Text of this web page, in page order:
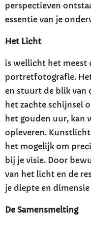
perspectieven
essentie van je
Het Licht
is wellicht het meest
portretfotografie.
en stuurt de blik van
het zachte schijnsel
het gouden uur, kan
opleveren.
het mogelijk om
bij je visie. Door
van het licht en de
je diepte en
De Samensmelting